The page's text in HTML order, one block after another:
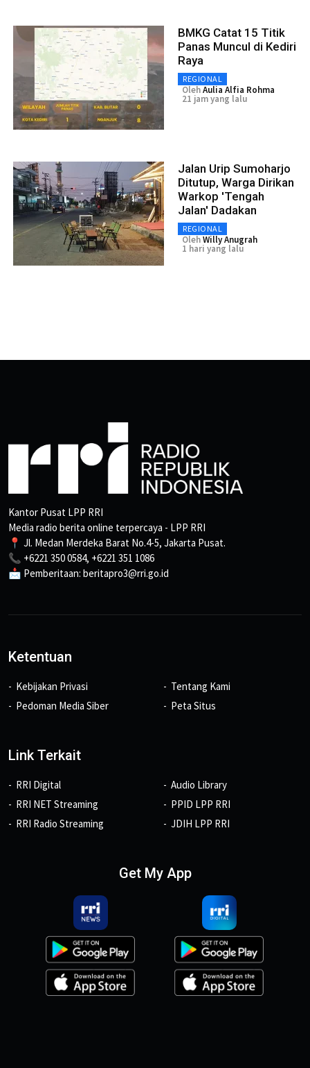
BMKG Catat 15 Titik
Panas Muncul di Kediri
Raya
REGIONAL
OlehAulia Alfia Rohma
21 jam yang lalu
Jalan Urip Sumoharjo
Ditutup, Warga Dirikan
Warkop 'Tengah
Jalan' Dadakan
REGIONAL
OlehWilly Anugrah
1 hari yang lalu
Kantor Pusat LPP RRI
Media radio berita online terpercaya - LPP RRI
📍 Jl. Medan Merdeka Barat No.4-5, Jakarta Pusat.
📞 +6221 350 0584, +6221 351 1086
📩 Pemberitaan: beritapro3@rri.go.id
Ketentuan
Kebijakan Privasi
Pedoman Media Siber
Tentang Kami
Peta Situs
Link Terkait
RRI Digital
RRI NET Streaming
RRI Radio Streaming
Audio Library
PPID LPP RRI
JDIH LPP RRI
Get My App